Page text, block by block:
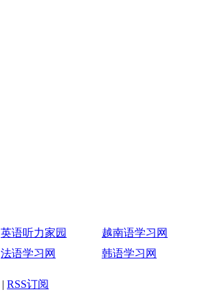
英语听力家园 越南语学习网
法语学习网 韩语学习网
| RSS订阅